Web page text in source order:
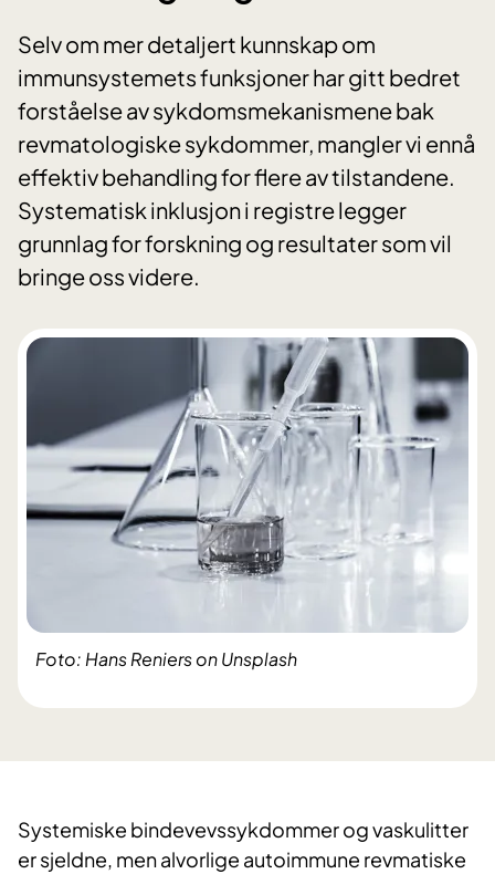
Selv om mer detaljert kunnskap om
immunsystemets funksjoner har gitt bedret
forståelse av sykdomsmekanismene bak
revmatologiske sykdommer, mangler vi ennå
effektiv behandling for flere av tilstandene.
Systematisk inklusjon i registre legger
grunnlag for forskning og resultater som vil
bringe oss videre.
Foto: Hans Reniers on Unsplash
Systemiske bindevevssykdommer og vaskulitter
er sjeldne, men alvorlige autoimmune revmatiske